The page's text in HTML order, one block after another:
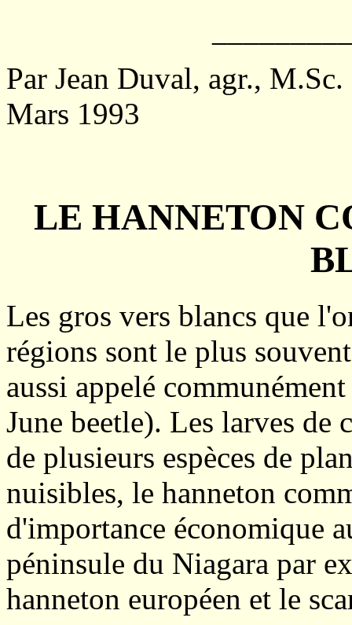
Par Jean Duval, agr., M.Sc.
Mars 1993
LE HANNETON
Les gros vers blancs que
régions sont le plus
aussi appelé
June beetle). Les larves de
de plusieurs espèces de
nuisibles, le hanneton
d'importance économique
péninsule du Niagara par
hanneton européen et le